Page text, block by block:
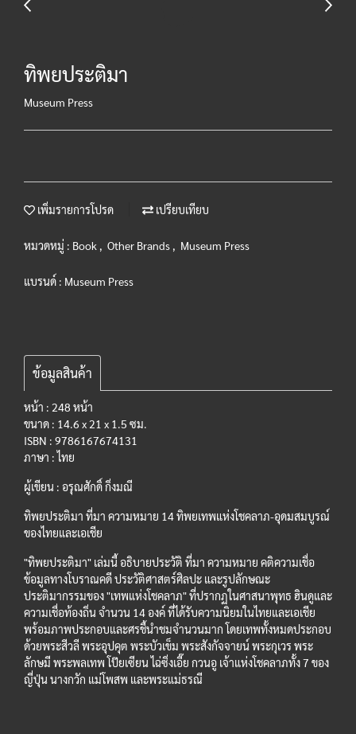
ทิพยประติมา
Museum Press
เพิ่มรายการโปรด เปรียบเทียบ
หมวดหมู่ : Book , Other Brands , Museum Press
แบรนด์ : Museum Press
ข้อมูลสินค้า
หน้า : 248 หน้า
ขนาด : 14.6 x 21 x 1.5 ซม.
ISBN : 9786167674131
ภาษา : ไทย
ผู้เขียน : อรุณศักดิ์ กิ่งมณี
ทิพยประติมา ที่มา ความหมาย 14 ทิพยเทพแห่งโชคลาภ-อุดมสมบูรณ์
ของไทยและเอเชีย
"ทิพยประติมา" เล่มนี้ อธิบายประวัติ ที่มา ความหมาย คติความเชื่อ
ข้อมูลทางโบราณคดี ประวัติศาสตร์ศิลปะ และรูปลักษณะ
ประติมากรรมของ "เทพแห่งโชคลาภ" ที่ปรากฏในศาสนาพุทธ ฮินดูและ
ความเชื่อท้องถิ่น จำนวน 14 องค์ ที่ได้รับความนิยมในไทยและเอเชีย
พร้อมภาพประกอบและศรชี้นำชมจำนวนมาก โดยเทพทั้งหมดประกอบ
ด้วยพระสีวลี พระอุปคุต พระบัวเข็ม พระสังกัจจายน์ พระกุเวร พระ
ลักษมี พระพลเทพ โป๊ยเซียน ไฉ่ซิ่งเอี๊ย กวนอู เจ้าแห่งโชคลาภทั้ง 7 ของ
ญี่ปุ่น นางกวัก แม่โพสพ และพระแม่ธรณี